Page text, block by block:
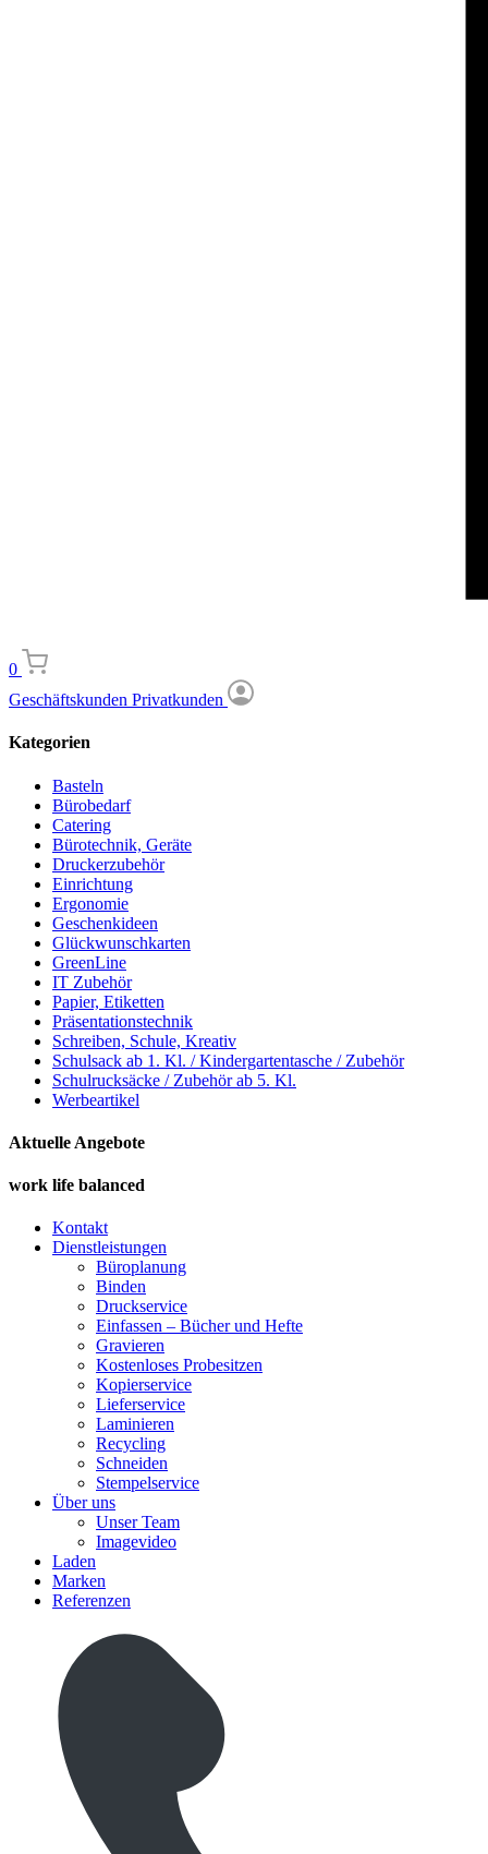
0
Geschäftskunden Privatkunden
Kategorien
Basteln
Bürobedarf
Catering
Bürotechnik, Geräte
Druckerzubehör
Einrichtung
Ergonomie
Geschenkideen
Glückwunschkarten
GreenLine
IT Zubehör
Papier, Etiketten
Präsentationstechnik
Schreiben, Schule, Kreativ
Schulsack ab 1. Kl. / Kindergartentasche / Zubehör
Schulrucksäcke / Zubehör ab 5. Kl.
Werbeartikel
Aktuelle Angebote
work life balanced
Kontakt
Dienstleistungen
Büroplanung
Binden
Druckservice
Einfassen – Bücher und Hefte
Gravieren
Kostenloses Probesitzen
Kopierservice
Lieferservice
Laminieren
Recycling
Schneiden
Stempelservice
Über uns
Unser Team
Imagevideo
Laden
Marken
Referenzen